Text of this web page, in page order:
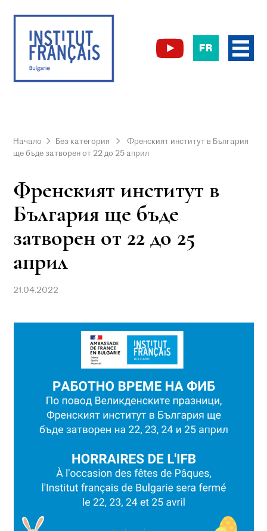
FR
Начало Без категория
Френският институт в България
ще бъде затворен от 22 до 25 април
Френският институт в
България ще бъде
затворен от 22 до 25
април
21.04.2022